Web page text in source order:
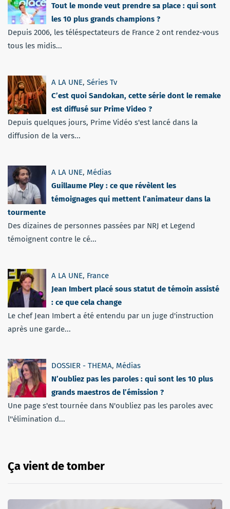
Tout le monde veut prendre sa place : qui sont
les 10 plus grands champions ?
Depuis 2006, les téléspectateurs de France 2 ont rendez-vous
tous les midis...
A LA UNE, Séries Tv
C’est quoi Sandokan, cette série dont le remake
est diffusé sur Prime Video ?
Depuis quelques jours, Prime Vidéo s'est lancé dans la
diffusion de la vers...
A LA UNE, Médias
Guillaume Pley : ce que révèlent les
témoignages qui mettent l’animateur dans la
tourmente
Des dizaines de personnes passées par NRJ et Legend
témoignent contre le cé...
A LA UNE, France
Jean Imbert placé sous statut de témoin assisté
: ce que cela change
Le chef Jean Imbert a été entendu par un juge d'instruction
après une garde...
DOSSIER - THEMA, Médias
N’oubliez pas les paroles : qui sont les 10 plus
grands maestros de l’émission ?
Une page s'est tournée dans N'oubliez pas les paroles avec
l''élimination d...
Ça vient de tomber